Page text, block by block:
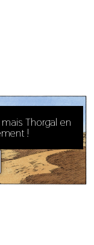
Thorgal en
!